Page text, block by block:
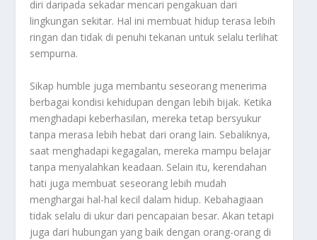
diri daripada sekadar mencari pengakuan dari
lingkungan sekitar. Hal ini membuat hidup terasa lebih
ringan dan tidak di penuhi tekanan untuk selalu terlihat
sempurna.
Sikap humble juga membantu seseorang menerima
berbagai kondisi kehidupan dengan lebih bijak. Ketika
menghadapi keberhasilan, mereka tetap bersyukur
tanpa merasa lebih hebat dari orang lain. Sebaliknya,
saat menghadapi kegagalan, mereka mampu belajar
tanpa menyalahkan keadaan. Selain itu, kerendahan
hati juga membuat seseorang lebih mudah
menghargai hal-hal kecil dalam hidup. Kebahagiaan
tidak selalu di ukur dari pencapaian besar. Akan tetapi
juga dari hubungan yang baik dengan orang-orang di